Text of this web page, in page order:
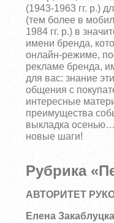
(1943-1963 гг. р.)
(тем более в
1984 гг. р.) в
имени бренда,
онлайн-режиме,
рекламе бренда,
для вас: знание
общения с
интересные
преимущества
выкладка
новые шаги!
Рубрика
АВТОРИТЕТ
Елена